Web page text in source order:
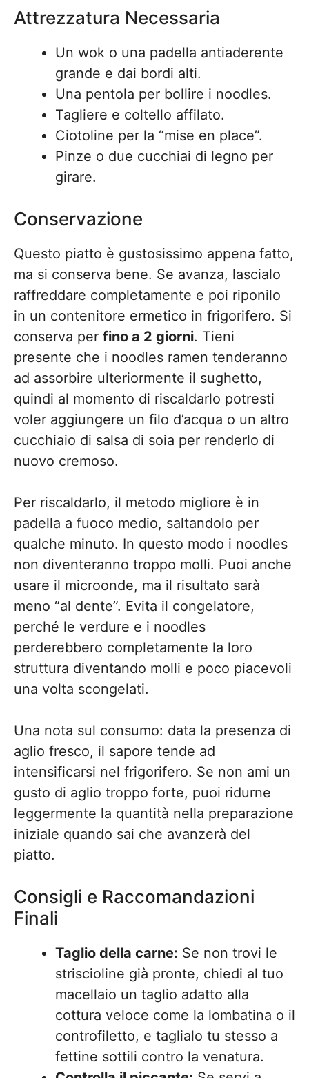
Attrezzatura Necessaria
Un wok o una padella antiaderente
grande e dai bordi alti.
Una pentola per bollire i noodles.
Tagliere e coltello affilato.
Ciotoline per la “mise en place”.
Pinze o due cucchiai di legno per
girare.
Conservazione
Questo piatto è gustosissimo appena fatto,
ma si conserva bene. Se avanza, lascialo
raffreddare completamente e poi riponilo
in un contenitore ermetico in frigorifero. Si
conserva per fino a 2 giorni. Tieni
presente che i noodles ramen tenderanno
ad assorbire ulteriormente il sughetto,
quindi al momento di riscaldarlo potresti
voler aggiungere un filo d’acqua o un altro
cucchiaio di salsa di soia per renderlo di
nuovo cremoso.
Per riscaldarlo, il metodo migliore è in
padella a fuoco medio, saltandolo per
qualche minuto. In questo modo i noodles
non diventeranno troppo molli. Puoi anche
usare il microonde, ma il risultato sarà
meno “al dente”. Evita il congelatore,
perché le verdure e i noodles
perderebbero completamente la loro
struttura diventando molli e poco piacevoli
una volta scongelati.
Una nota sul consumo: data la presenza di
aglio fresco, il sapore tende ad
intensificarsi nel frigorifero. Se non ami un
gusto di aglio troppo forte, puoi ridurne
leggermente la quantità nella preparazione
iniziale quando sai che avanzerà del
piatto.
Consigli e Raccomandazioni
Finali
Taglio della carne: Se non trovi le
striscioline già pronte, chiedi al tuo
macellaio un taglio adatto alla
cottura veloce come la lombatina o il
controfiletto, e taglialo tu stesso a
fettine sottili contro la venatura.